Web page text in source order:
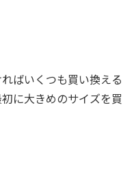
ばいくつも買い換える
に大きめのサイズを買